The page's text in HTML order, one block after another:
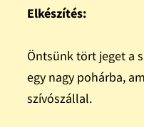
Elkészítés:
Öntsünk tört jeget a
egy nagy pohárba,
szívószállal.